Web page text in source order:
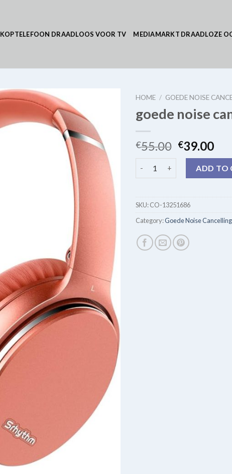
KOPTELEFOON DRAADLOOS VOOR TV MEDIAMARKT DRAADLOZE
HOME / GOEDE NOISE
goede noise
€55.00 €39.00
ADD TO
SKU:CO-13251686
Category:Goede Noise